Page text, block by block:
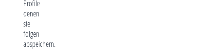
Profile
denen
sie
folgen
abspeichern.